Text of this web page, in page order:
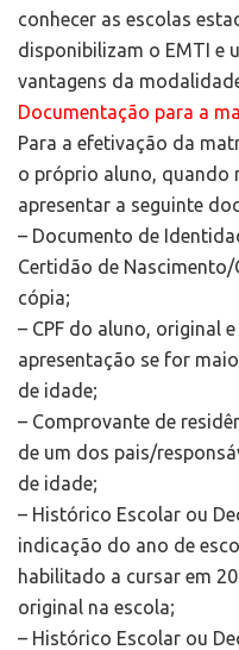
conhecer as escolas
disponibilizam o EMTI e
vantagens da
Documentação para a
Para a efetivação da
o próprio aluno, quando
apresentar a seguinte
– Documento de
Certidão de
cópia;
– CPF do aluno, original
apresentação se for
de idade;
– Comprovante de
de um dos pais/
de idade;
– Histórico Escolar ou
indicação do ano de
habilitado a cursar em
original na escola;
– Histórico Escolar ou